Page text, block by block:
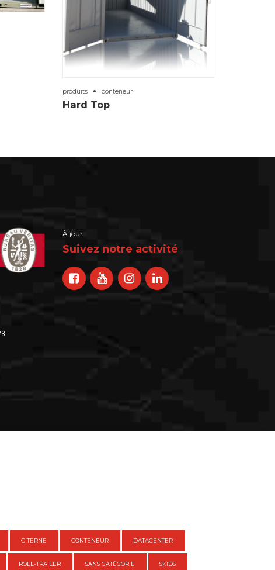
produits conteneur
Hard Top
À jour
Suivez notre activité
CITERNE CONTENEUR DATACENTER
ROLL-TRAILER SANS CATÉGORIE SKIDS